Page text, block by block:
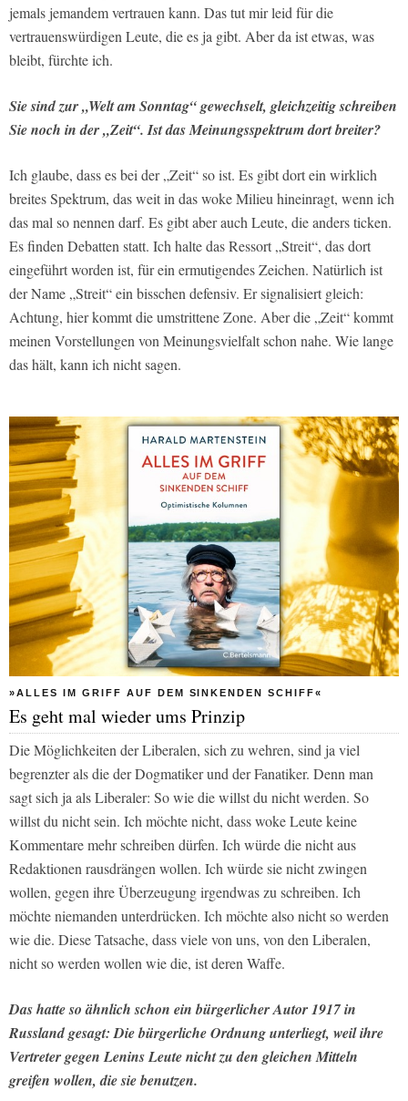
jemals jemandem vertrauen kann. Das tut mir leid für die
vertrauenswürdigen Leute, die es ja gibt. Aber da ist etwas, was
bleibt, fürchte ich.
Sie sind zur „Welt am Sonntag“ gewechselt, gleichzeitig schreiben
Sie noch in der „Zeit“. Ist das Meinungsspektrum dort breiter?
Ich glaube, dass es bei der „Zeit“ so ist. Es gibt dort ein wirklich
breites Spektrum, das weit in das woke Milieu hineinragt, wenn ich
das mal so nennen darf. Es gibt aber auch Leute, die anders ticken.
Es finden Debatten statt. Ich halte das Ressort „Streit“, das dort
eingeführt worden ist, für ein ermutigendes Zeichen. Natürlich ist
der Name „Streit“ ein bisschen defensiv. Er signalisiert gleich:
Achtung, hier kommt die umstrittene Zone. Aber die „Zeit“ kommt
meinen Vorstellungen von Meinungsvielfalt schon nahe. Wie lange
das hält, kann ich nicht sagen.
»ALLES IM GRIFF AUF DEM SINKENDEN SCHIFF«
Es geht mal wieder ums Prinzip
Die Möglichkeiten der Liberalen, sich zu wehren, sind ja viel
begrenzter als die der Dogmatiker und der Fanatiker. Denn man
sagt sich ja als Liberaler: So wie die willst du nicht werden. So
willst du nicht sein. Ich möchte nicht, dass woke Leute keine
Kommentare mehr schreiben dürfen. Ich würde die nicht aus
Redaktionen rausdrängen wollen. Ich würde sie nicht zwingen
wollen, gegen ihre Überzeugung irgendwas zu schreiben. Ich
möchte niemanden unterdrücken. Ich möchte also nicht so werden
wie die. Diese Tatsache, dass viele von uns, von den Liberalen,
nicht so werden wollen wie die, ist deren Waffe.
Das hatte so ähnlich schon ein bürgerlicher Autor 1917 in
Russland gesagt: Die bürgerliche Ordnung unterliegt, weil ihre
Vertreter gegen Lenins Leute nicht zu den gleichen Mitteln
greifen wollen, die sie benutzen.